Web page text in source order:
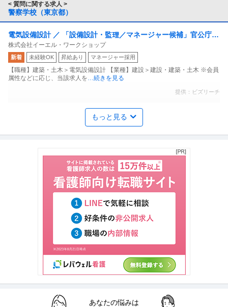
< 質問に関する求人 >
警察学校（東京都）
電気設備設計 ／ 「設備設計・監理／マネージャー候補」官公庁・
民間施設中心／少数精鋭の設計事務所昇給年1回・賞与年2回／年
休130日
株式会社イーエル・ワークショップ
新着 未経験OK 昇給あり マネージャー採用
【職種】建築・土木＞電気設備設計 【業種】建設＞建設・建築・土木 ※会員
属性などに応じ、当該求人を…続きを見る
提供：ビズリーチ
Web広告運用・SEO ／ 「データリカバリー／フォレンジクス」
デジタルデータソリューション株式会社
【職種】デジタルマーケティング＞Web広告運用・SEO 【業種】IT・インタ
ーネット＞その他 ※会…続きを見る
調理師／調理スタッフ／無資格可
エームサービス株式会社 警視庁警察学校内の厨房
交通費支給
月給25万円〜27万円
【府中市朝日町】年間休日122日◎賞与あり☆各種手当・研修制度も充実◎
正職員の調理スタッフとして一…続きを見る
提供：ジョブメドレー
神田／在宅勤務可／設備設計面接1回／上流工程から参画／公共施
株式会社マルタ設計
もっと見る
あなたの悩みは